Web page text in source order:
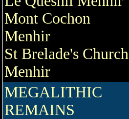
Mont Cochon
Menhir
St Brelade's Church
Menhir
MEGALITHIC
REMAINS